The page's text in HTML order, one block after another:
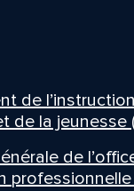
de
de la jeunesse
de